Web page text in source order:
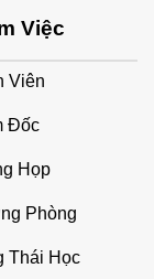
Việc
Viên
Đốc
Họp
Phòng
Thái Học